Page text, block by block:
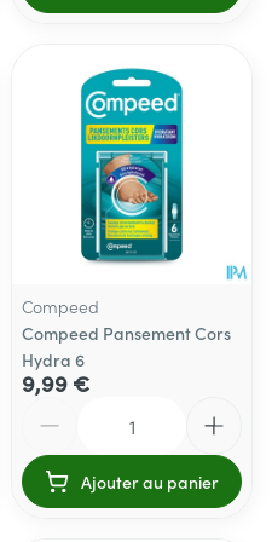
Compeed
Compeed Pansement Cors
Hydra 6
9,99 €
Ajouter au panier